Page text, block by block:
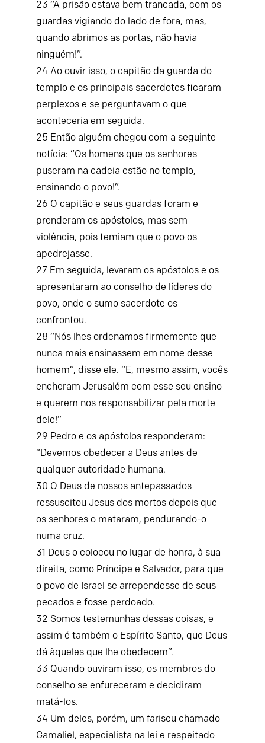
23 “A prisão estava bem trancada, com os
guardas vigiando do lado de fora, mas,
quando abrimos as portas, não havia
ninguém!”.
24 Ao ouvir isso, o capitão da guarda do
templo e os principais sacerdotes ficaram
perplexos e se perguntavam o que
aconteceria em seguida.
25 Então alguém chegou com a seguinte
notícia: “Os homens que os senhores
puseram na cadeia estão no templo,
ensinando o povo!”.
26 O capitão e seus guardas foram e
prenderam os apóstolos, mas sem
violência, pois temiam que o povo os
apedrejasse.
27 Em seguida, levaram os apóstolos e os
apresentaram ao conselho de líderes do
povo, onde o sumo sacerdote os
confrontou.
28 “Nós lhes ordenamos firmemente que
nunca mais ensinassem em nome desse
homem”, disse ele. “E, mesmo assim, vocês
encheram Jerusalém com esse seu ensino
e querem nos responsabilizar pela morte
dele!”
29 Pedro e os apóstolos responderam:
“Devemos obedecer a Deus antes de
qualquer autoridade humana.
30 O Deus de nossos antepassados
ressuscitou Jesus dos mortos depois que
os senhores o mataram, pendurando-o
numa cruz.
31 Deus o colocou no lugar de honra, à sua
direita, como Príncipe e Salvador, para que
o povo de Israel se arrependesse de seus
pecados e fosse perdoado.
32 Somos testemunhas dessas coisas, e
assim é também o Espírito Santo, que Deus
dá àqueles que lhe obedecem”.
33 Quando ouviram isso, os membros do
conselho se enfureceram e decidiram
matá-los.
34 Um deles, porém, um fariseu chamado
Gamaliel, especialista na lei e respeitado